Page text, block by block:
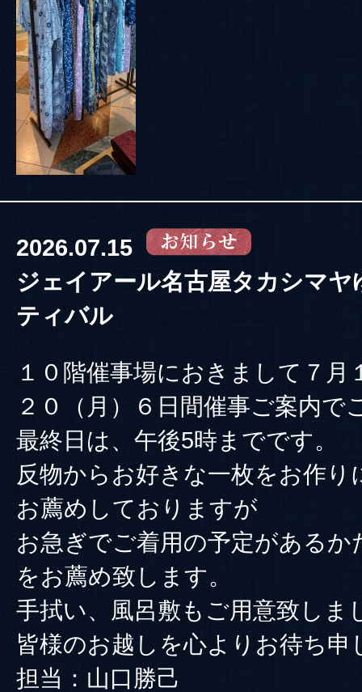
2026.07.15
ジェイアール名古屋タカシマヤ
ティバル
１０階催事場におきまして７月
２０（月）６日間催事ご案内で
最終日は、午後5時までです。
反物からお好きな一枚をお作り
お薦めしておりますが
お急ぎでご着用の予定があるか
をお薦め致します。
手拭い、風呂敷もご用意致しま
皆様のお越しを心よりお待ち申
担当：山口勝己